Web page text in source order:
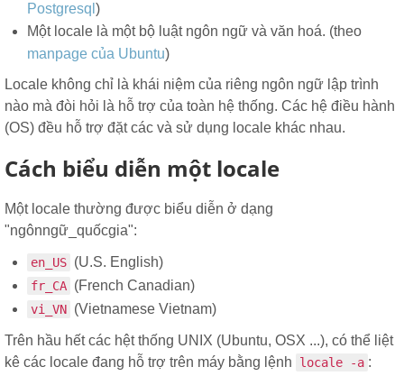
Postgresql )
Một locale là một bộ luật ngôn ngữ và văn hoá. (theo
manpage của Ubuntu)
Locale không chỉ là khái niệm của riêng ngôn ngữ lập trình
nào mà đòi hỏi là hỗ trợ của toàn hệ thống. Các hệ điều hành
(OS) đều hỗ trợ đặt các và sử dụng locale khác nhau.
Cách biểu diễn một locale
Một locale thường được biểu diễn ở dạng
"ngônngữ_quốcgia":
en_US (U.S. English)
fr_CA (French Canadian)
vi_VN (Vietnamese Vietnam)
Trên hầu hết các hệt thống UNIX (Ubuntu, OSX ...), có thể liệt
kê các locale đang hỗ trợ trên máy bằng lệnh
locale -a :